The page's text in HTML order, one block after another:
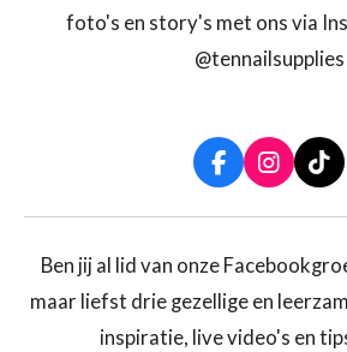
foto's en story's met ons via
@tennailsupplies
F
a
c
b
o
k
I
n
s
a
r
a
T
i
k
o
Ben jij al lid van onze
maar liefst drie gezellige en
inspiratie, live video's en